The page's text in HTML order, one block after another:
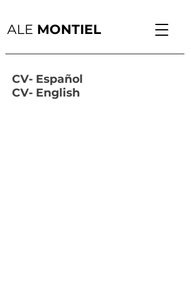
ALE MONTIEL
CV- Español
CV- English